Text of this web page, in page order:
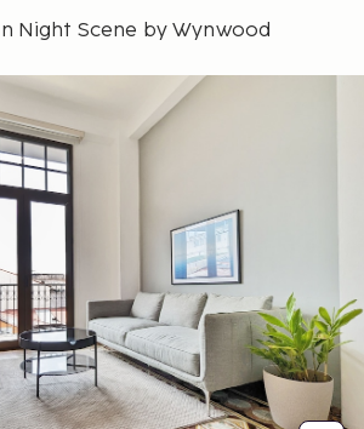
Night Scene by Wynwood